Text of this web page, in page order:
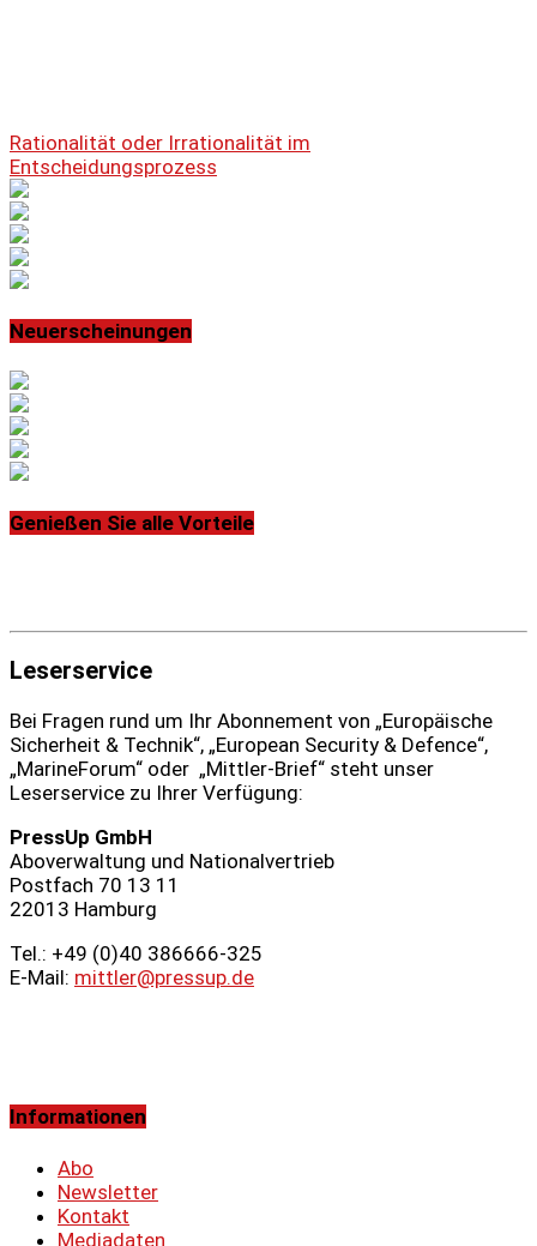
Rationalität oder Irrationalität im
Entscheidungsprozess
Neuerscheinungen
Genießen Sie alle Vorteile
Leserservice
Bei Fragen rund um Ihr Abonnement von „Europäische
Sicherheit & Technik“, „European Security & Defence“,
„MarineForum“ oder „Mittler-Brief“ steht unser
Leserservice zu Ihrer Verfügung:
PressUp GmbH
Aboverwaltung und Nationalvertrieb
Postfach 70 13 11
22013 Hamburg
Tel.: +49 (0)40 386666‑325
E-Mail: mittler@pressup.de
Informationen
Abo
Newsletter
Kontakt
Mediadaten